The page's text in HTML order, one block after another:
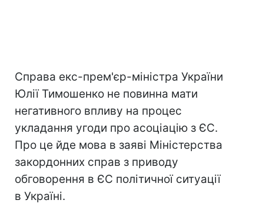
Справа екс-прем'єр-міністра України
Юлії Тимошенко не повинна мати
негативного впливу на процес
укладання угоди про асоціацію з ЄС.
Про це йде мова в заяві Міністерства
закордонних справ з приводу
обговорення в ЄС політичної ситуації
в Україні.